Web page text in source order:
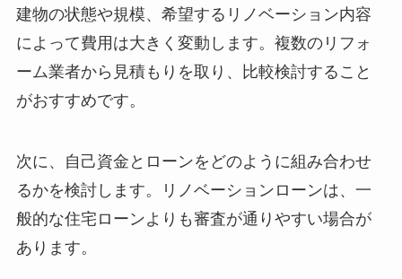
建物の状態や規模、希望するリノベーション内容
によって費用は大きく変動します。複数のリフォ
ーム業者から見積もりを取り、比較検討すること
がおすすめです。
次に、自己資金とローンをどのように組み合わせ
るかを検討します。リノベーションローンは、一
般的な住宅ローンよりも審査が通りやすい場合が
あります。